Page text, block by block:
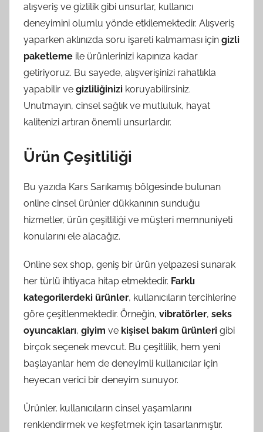
alışveriş ve gizlilik gibi unsurlar, kullanıcı
deneyimini olumlu yönde etkilemektedir. Alışveriş
yaparken aklınızda soru işareti kalmaması için gizli
paketleme ile ürünlerinizi kapınıza kadar
getiriyoruz. Bu sayede, alışverişinizi rahatlıkla
yapabilir ve gizliliğinizi koruyabilirsiniz.
Unutmayın, cinsel sağlık ve mutluluk, hayat
kalitenizi artıran önemli unsurlardır.
Ürün Çeşitliliği
Bu yazıda Kars Sarıkamış bölgesinde bulunan
online cinsel ürünler dükkanının sunduğu
hizmetler, ürün çeşitliliği ve müşteri memnuniyeti
konularını ele alacağız.
Online sex shop, geniş bir ürün yelpazesi sunarak
her türlü ihtiyaca hitap etmektedir. Farklı
kategorilerdeki ürünler, kullanıcıların tercihlerine
göre çeşitlenmektedir. Örneğin, vibratörler, seks
oyuncakları, giyim ve kişisel bakım ürünleri gibi
birçok seçenek mevcut. Bu çeşitlilik, hem yeni
başlayanlar hem de deneyimli kullanıcılar için
heyecan verici bir deneyim sunuyor.
Ürünler, kullanıcıların cinsel yaşamlarını
renklendirmek ve keşfetmek için tasarlanmıştır.